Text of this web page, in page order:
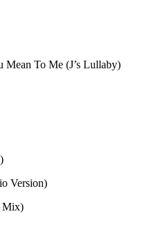
Mean To Me (J’s Lullaby)
Version)
Mix)